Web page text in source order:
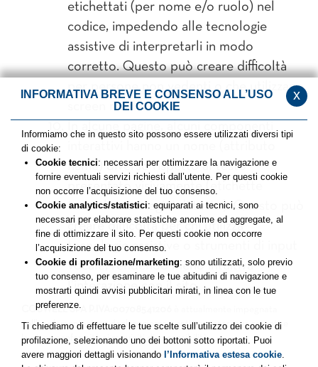
etichettati (per nome e/o ruolo) nel
codice, impedendo alle tecnologie
assistive di interpretarli in modo
corretto. Questo può creare difficoltà
per persone non vedenti o che utilizzano
screen reader.
name) diverso rispetto al testo
presentato visivamente (etichette
testuali o immagini di testo). Questo può
creare difficoltà per chi utilizza
tecnologie assistive o strumenti di input
vocale, rendendo meno intuitiva
l’interazione con il sito.
COSWELL SPA P.IVA:00708541206
nell’implementazione degli aggiornamenti necessari per garantire
la piena conformità ai requisiti di accessibilità.
x
INFORMATIVA BREVE E CONSENSO ALL’USO
DEI COOKIE
Informiamo che in questo sito possono essere utilizzati diversi tipi
di cookie:
Cookie tecnici: necessari per ottimizzare la navigazione e
fornire eventuali servizi richiesti dall’utente. Per questi cookie
non occorre l’acquisizione del tuo consenso.
Cookie analytics/statistici: equiparati ai tecnici, sono
necessari per elaborare statistiche anonime ed aggregate, al
fine di ottimizzare il sito. Per questi cookie non occorre
l’acquisizione del tuo consenso.
Cookie di profilazione/marketing: sono utilizzati, solo previo
tuo consenso, per esaminare le tue abitudini di navigazione e
mostrarti quindi avvisi pubblicitari mirati, in linea con le tue
preferenze.
Ti chiediamo di effettuare le tue scelte sull’utilizzo dei cookie di
profilazione, selezionando uno dei bottoni sotto riportati. Puoi
avere maggiori dettagli visionando l’Informativa estesa cookie.